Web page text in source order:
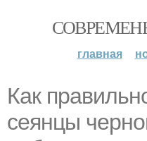
главная
Как
сеянцы